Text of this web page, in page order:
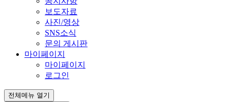
보도자료
사진/영상
SNS소식
문의 게시판
마이페이지
마이페이지
로그인
전체메뉴 열기